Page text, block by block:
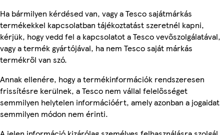
Ha bármilyen kérdésed van, vagy a Tesco sajátmárkás
termékekkel kapcsolatban tájékoztatást szeretnél kapni,
kérjük, hogy vedd fel a kapcsolatot a Tesco vevőszolgálatával,
vagy a termék gyártójával, ha nem Tesco saját márkás
termékről van szó.
Annak ellenére, hogy a termékinformációk rendszeresen
frissítésre kerülnek, a Tesco nem vállal felelősséget
semmilyen helytelen információért, amely azonban a jogaidat
semmilyen módon nem érinti.